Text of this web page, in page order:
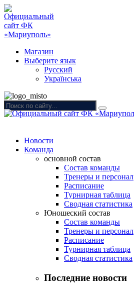
Магазин
Выберите язык
Русский
Українська
Новости
Команда
основной состав
Состав команды
Тренеры и персонал
Расписание
Турнирная таблица
Сводная статистика
Юношеский состав
Состав команды
Тренеры и персонал
Расписание
Турнирная таблица
Сводная статистика
Последние новости